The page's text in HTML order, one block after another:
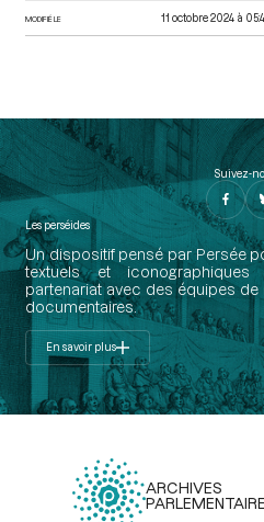
MODIFIÉ LE 11 octobre 2024 à
Suivez-
Les perséides
Un dispositif pensé par Persée
textuels et
partenariat avec des équipes
documentaires.
En savoir plus
ARCHIVES